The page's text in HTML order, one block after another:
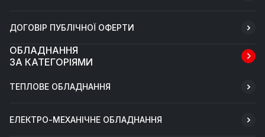
ДОГОВІР ПУБЛІЧНОЇ ОФЕРТИ
ОБЛАДНАННЯ
ЗА КАТЕГОРІЯМИ
ТЕПЛОВЕ ОБЛАДНАННЯ
ЕЛЕКТРО-МЕХАНІЧНЕ ОБЛАДНАННЯ